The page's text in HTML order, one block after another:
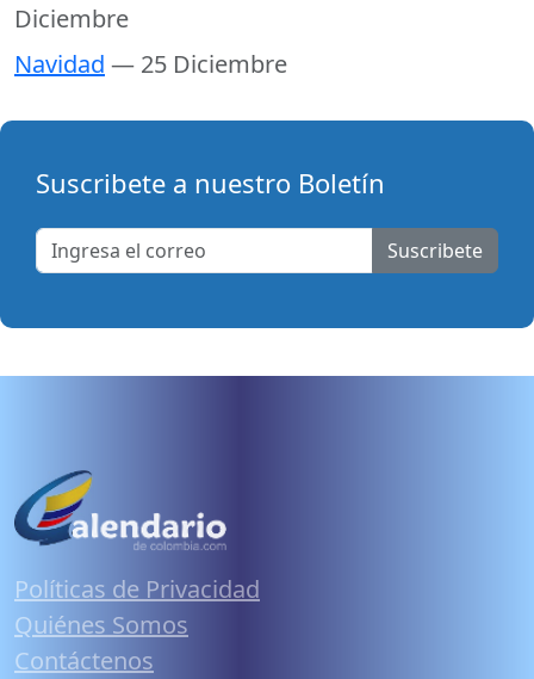
Diciembre
Navidad — 25 Diciembre
Suscribete a nuestro Boletín
Suscribete
Políticas de Privacidad
Quiénes Somos
Contáctenos